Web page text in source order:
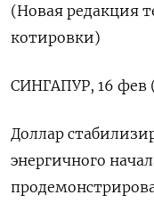
(Новая редакция
котировки)
СИНГАПУР, 16 фев
Доллар
энергичного